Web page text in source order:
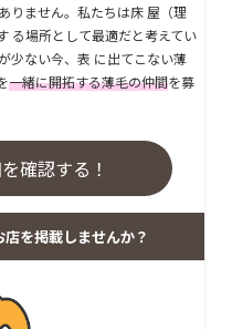
りません。私たちは床 屋（理
る場所として最適だと考えてい
少ない今、表 に出てこない薄
一緒に開拓する薄毛の仲間を募
確認する！
を掲載しませんか？